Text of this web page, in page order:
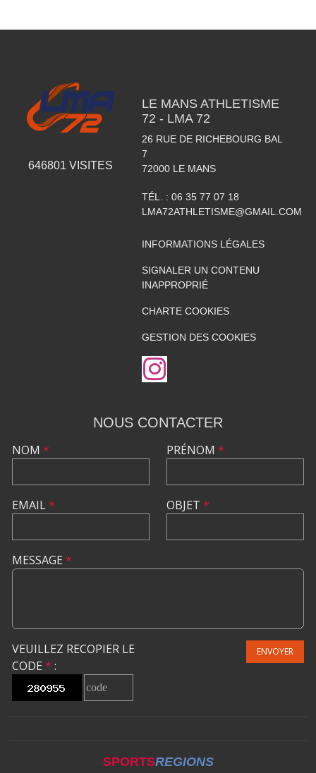
646801 VISITES
LE MANS ATHLETISME
72 - LMA 72
26 RUE DE RICHEBOURG BAL
7
72000 LE MANS
TÉL. : 06 35 77 07 18
LMA72ATHLETISME@GMAIL.COM
INFORMATIONS LÉGALES
SIGNALER UN CONTENU
INAPPROPRIÉ
CHARTE COOKIES
GESTION DES COOKIES
NOUS CONTACTER
NOM *
EMAIL*
PRÉNOM *
OBJET *
MESSAGE *
VEUILLEZ RECOPIER LE
CODE * :
ENVOYER
SPORTSREGIONS